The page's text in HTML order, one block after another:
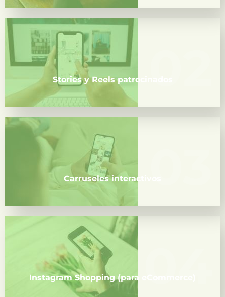
02
Contenido rápido y dinámico que genera atención
inmediata y mayor interacción.
Stories y Reels patrocinados
03
Perfectos para mostrar varios productos,
beneficios o pasos en un solo anuncio.
Carruseles interactivos
04
Ideal para vender directamente desde tus
publicaciones y etiquetar productos.
Instagram Shopping (para eCommerce)